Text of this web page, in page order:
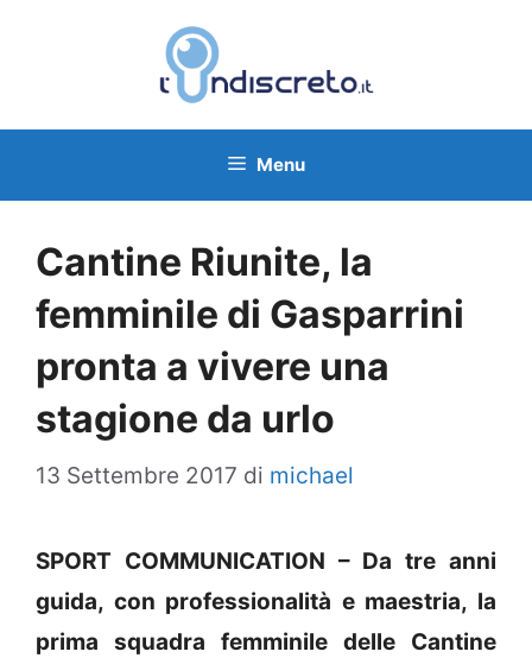
Menu
Cantine Riunite, la
femminile di Gasparrini
pronta a vivere una
stagione da urlo
13 Settembre 2017 di michael
SPORT COMMUNICATION – Da tre anni
guida, con professionalità e maestria, la
prima squadra femminile delle Cantine